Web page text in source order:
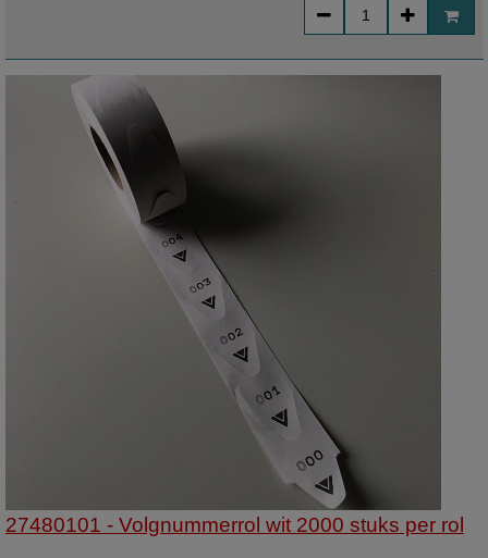
27480101 - Volgnummerrol wit 2000 stuks per rol